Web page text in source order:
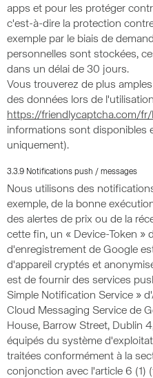
apps et pour les protéger
c'est-à-dire la protection
exemple par le biais de
personnelles sont stockées,
dans un délai de 30 jours.
Vous trouverez de plus
des données lors de
https://friendlycaptcha.com/
informations sont disponibles
uniquement).
3.3.9 Notifications push / messages
Nous utilisons des
exemple, de la bonne
des alertes de prix ou de la
cette fin, un « Device-Token »
d'enregistrement de Google
d'appareil cryptés et
est de fournir des services
Simple Notification Service »
Cloud Messaging Service de
House, Barrow Street, Dublin
équipés du système
traitées conformément à la
conjonction avec l'article 6 (1)